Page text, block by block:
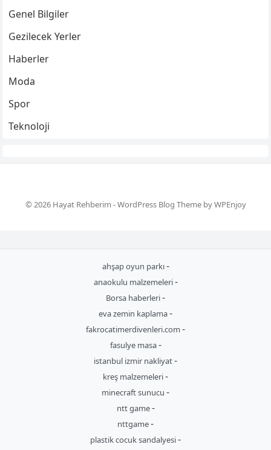
Genel Bilgiler
Gezilecek Yerler
Haberler
Moda
Spor
Teknoloji
© 2026 Hayat Rehberim -WordPress Blog ThemebyWPEnjoy
ahşap oyun parkı-
anaokulu malzemeleri-
Borsa haberleri-
eva zemin kaplama-
fakrocatimerdivenleri.com -
fasulye masa-
istanbul izmir nakliyat-
kreş malzemeleri-
minecraft sunucu -
ntt game-
nttgame-
plastik cocuk sandalyesi-